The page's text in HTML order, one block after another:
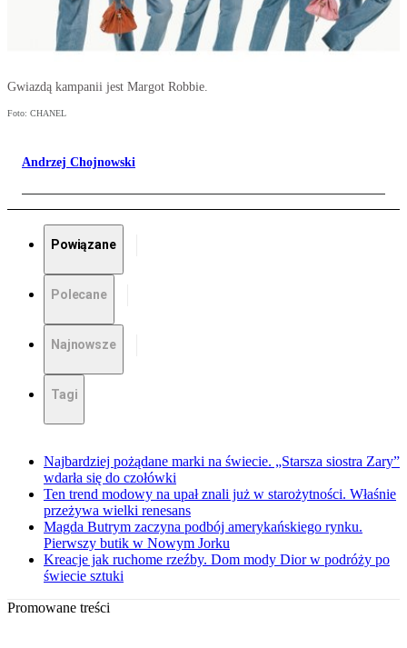
Gwiazdą kampanii jest Margot Robbie.
Foto: CHANEL
Andrzej Chojnowski
Powiązane
Polecane
Najnowsze
Tagi
Najbardziej pożądane marki na świecie. „Starsza siostra Zary”
wdarła się do czołówki
Ten trend modowy na upał znali już w starożytności. Właśnie
przeżywa wielki renesans
Magda Butrym zaczyna podbój amerykańskiego rynku.
Pierwszy butik w Nowym Jorku
Kreacje jak ruchome rzeźby. Dom mody Dior w podróży po
świecie sztuki
Promowane treści